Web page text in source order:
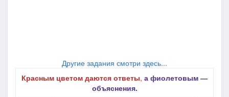
Другие задания смотри здесь...
Красным цветом даются ответы, а фиолетовым ―
объяснения.